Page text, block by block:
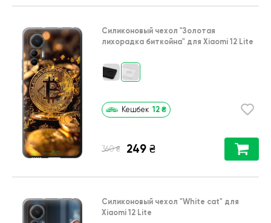
Силиконовый чехол "Золотая
лихорадка биткойна" для Xiaomi 12 Lite
Кешбек 12 ₴
360 ₴ 249 ₴
Силиконовый чехол "White cat" для
Xiaomi 12 Lite